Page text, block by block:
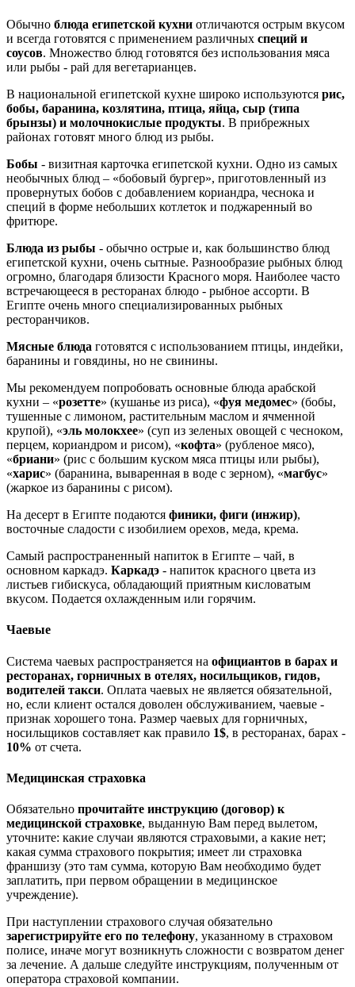
Обычно блюда египетской кухни отличаются острым вкусом
и всегда готовятся с применением различных специй и
соусов. Множество блюд готовятся без использования мяса
или рыбы - рай для вегетарианцев.
В национальной египетской кухне широко используются рис,
бобы, баранина, козлятина, птица, яйца, сыр (типа
брынзы) и молочнокислые продукты. В прибрежных
районах готовят много блюд из рыбы.
Бобы - визитная карточка египетской кухни. Одно из самых
необычных блюд – «бобовый бургер», приготовленный из
провернутых бобов с добавлением кориандра, чеснока и
специй в форме небольших котлеток и поджаренный во
фритюре.
Блюда из рыбы - обычно острые и, как большинство блюд
египетской кухни, очень сытные. Разнообразие рыбных блюд
огромно, благодаря близости Красного моря. Наиболее часто
встречающееся в ресторанах блюдо - рыбное ассорти. В
Египте очень много специализированных рыбных
ресторанчиков.
Мясные блюда готовятся с использованием птицы, индейки,
баранины и говядины, но не свинины.
Мы рекомендуем попробовать основные блюда арабской
кухни – «розетте» (кушанье из риса), «фуя медомес» (бобы,
тушенные с лимоном, растительным маслом и ячменной
крупой), «эль молокхее» (суп из зеленых овощей с чесноком,
перцем, кориандром и рисом), «кофта» (рубленое мясо),
«бриани» (рис с большим куском мяса птицы или рыбы),
«харис» (баранина, вываренная в воде с зерном), «магбус»
(жаркое из баранины с рисом).
На десерт в Египте подаются финики, фиги (инжир),
восточные сладости с изобилием орехов, меда, крема.
Самый распространенный напиток в Египте – чай, в
основном каркадэ. Каркадэ - напиток красного цвета из
листьев гибискуса, обладающий приятным кисловатым
вкусом. Подается охлажденным или горячим.
Чаевые
Система чаевых распространяется на официантов в барах и
ресторанах, горничных в отелях, носильщиков, гидов,
водителей такси. Оплата чаевых не является обязательной,
но, если клиент остался доволен обслуживанием, чаевые -
признак хорошего тона. Размер чаевых для горничных,
носильщиков составляет как правило 1$, в ресторанах, барах -
10% от счета.
Медицинская страховка
Обязательно прочитайте инструкцию (договор) к
медицинской страховке, выданную Вам перед вылетом,
уточните: какие случаи являются страховыми, а какие нет;
какая сумма страхового покрытия; имеет ли страховка
франшизу (это там сумма, которую Вам необходимо будет
заплатить, при первом обращении в медицинское
учреждение).
При наступлении страхового случая обязательно
зарегистрируйте его по телефону, указанному в страховом
полисе, иначе могут возникнуть сложности с возвратом денег
за лечение. А дальше следуйте инструкциям, полученным от
оператора страховой компании.